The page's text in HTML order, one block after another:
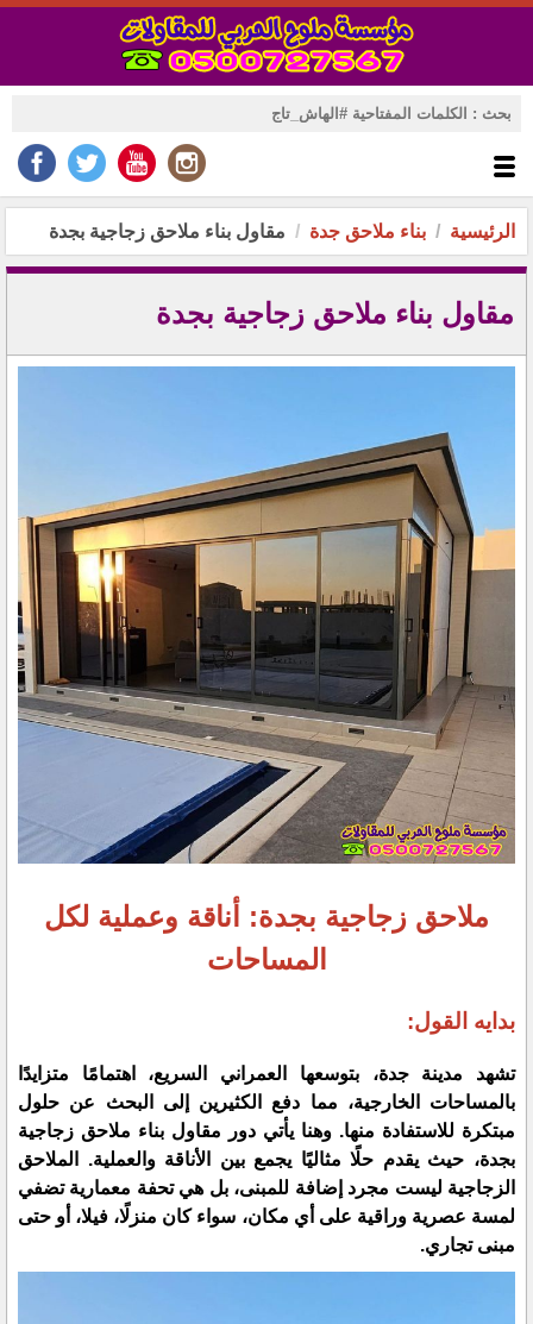
الرئيسية بناء ملاحق جدة مقاول بناء ملاحق زجاجية بجدة
مقاول بناء ملاحق زجاجية بجدة
ملاحق زجاجية بجدة: أناقة وعملية لكل
المساحات
بدايه القول:
تشهد مدينة جدة، بتوسعها العمراني السريع، اهتمامًا متزايدًا
بالمساحات الخارجية، مما دفع الكثيرين إلى البحث عن حلول
مبتكرة للاستفادة منها. وهنا يأتي دور مقاول بناء ملاحق زجاجية
بجدة، حيث يقدم حلًا مثاليًا يجمع بين الأناقة والعملية. الملاحق
الزجاجية ليست مجرد إضافة للمبنى، بل هي تحفة معمارية تضفي
لمسة عصرية وراقية على أي مكان، سواء كان منزلًا، فيلا، أو حتى
مبنى تجاري.